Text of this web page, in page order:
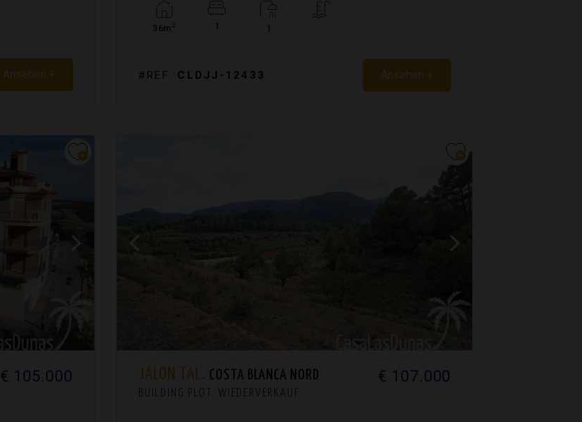
Ansehen +
36m 2 1 1
#REF: CLDJJ-12433 Ansehen +
€ 105.000 JALÓN TAL. COSTA BLANCA NORD
BUILDING PLOT. WIEDERVERKAUF
€ 107.000